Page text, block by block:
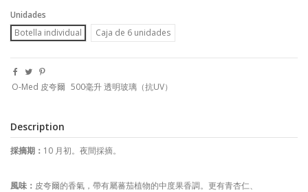
Unidades
Botella individual
Caja de 6 unidades
O-Med 皮夸爾 500毫升 透明玻璃（抗UV）
Description
採摘期： 10 月初。夜間採摘。
風味： 皮夸爾的香氣，帶有屬蕃茄植物的中度果香調。更有青杏仁、